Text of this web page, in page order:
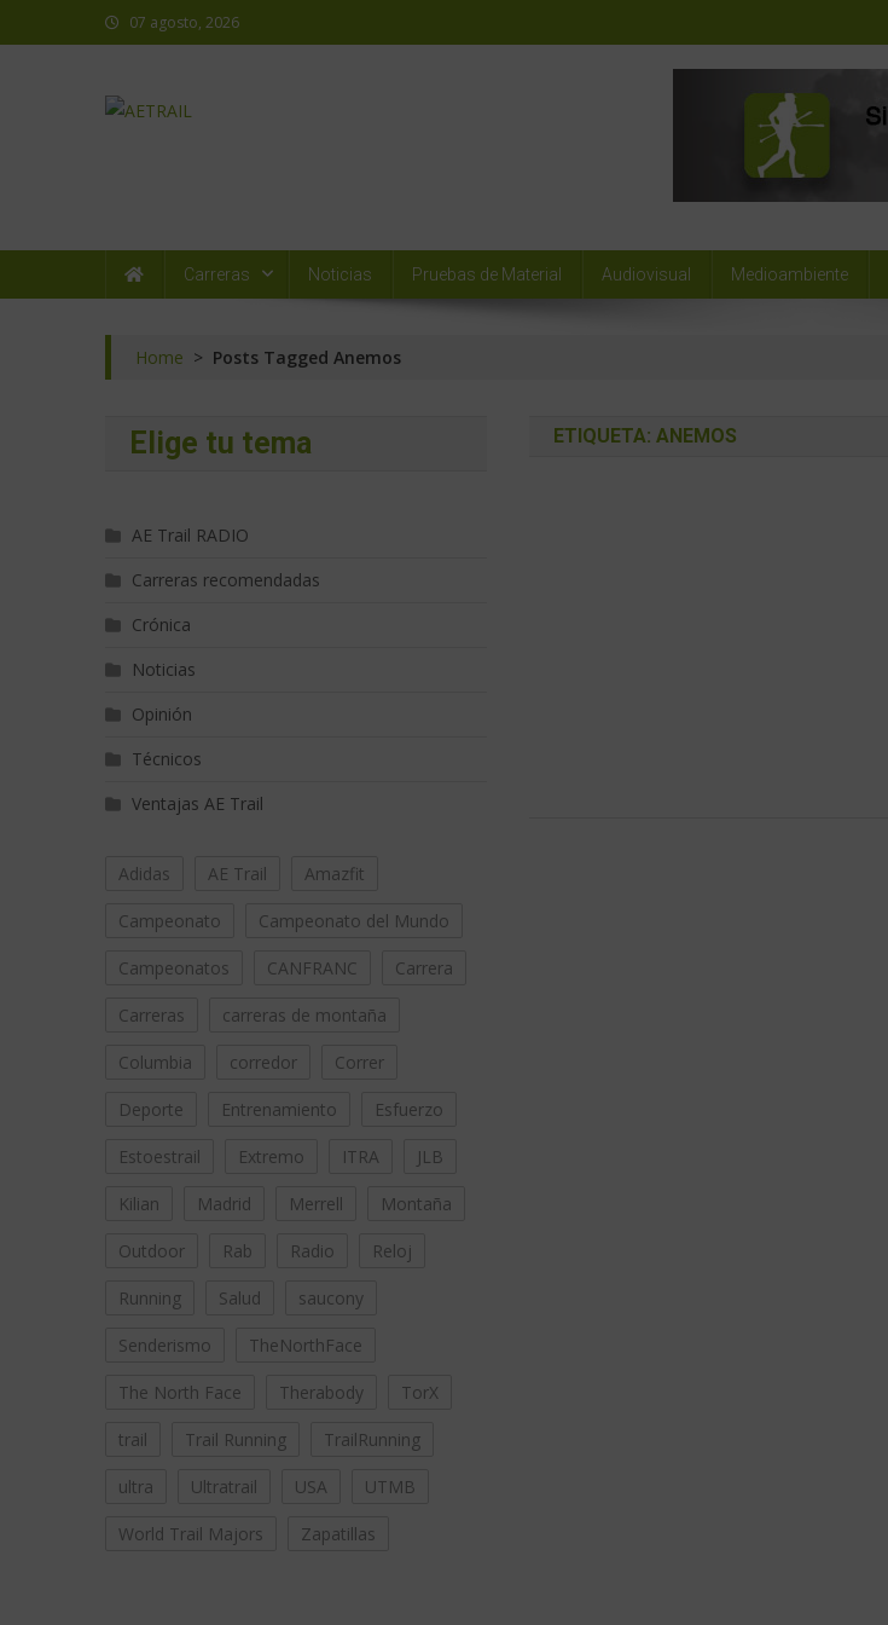
07 agosto, 2026
Carreras Noticias Pruebas de Material Audiovisual Medioambiente
Home > Posts Tagged Anemos
ETIQUETA: ANEMOS
Elige tu tema
AE Trail RADIO
Carreras recomendadas
Crónica
Noticias
Opinión
Técnicos
Ventajas AE Trail
Adidas AE Trail Amazfit
Campeonato Campeonato del Mundo
Campeonatos CANFRANC Carrera
Carreras carreras de montaña
Columbia corredor Correr
Deporte Entrenamiento Esfuerzo
Estoestrail Extremo ITRA JLB
Kilian Madrid Merrell Montaña
Outdoor Rab Radio Reloj
Running Salud saucony
Senderismo TheNorthFace
The North Face Therabody TorX
trail Trail Running TrailRunning
ultra Ultratrail USA UTMB
World Trail Majors Zapatillas